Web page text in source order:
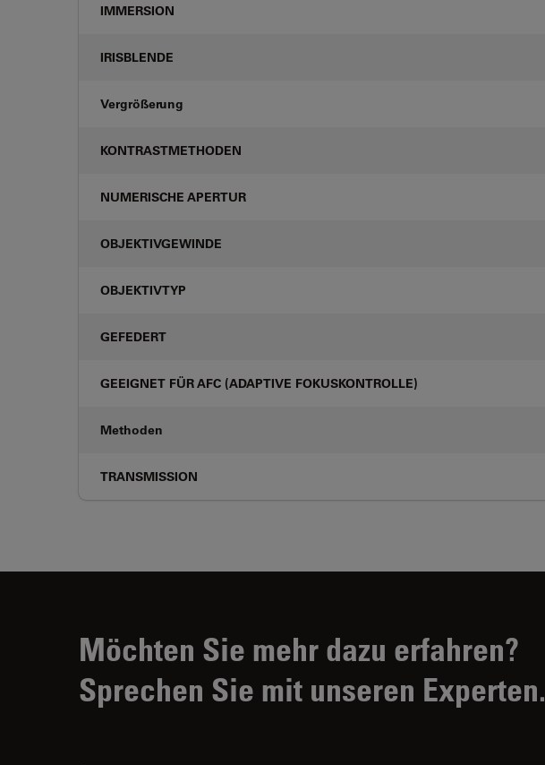
IMMERSION
IRISBLENDE
Vergrößerung
KONTRASTMETHODEN
NUMERISCHE APERTUR
OBJEKTIVGEWINDE
OBJEKTIVTYP
GEFEDERT
GEEIGNET FÜR AFC (ADAPTIVE FOKUSKONTROLLE)
Methoden
TRANSMISSION
Möchten Sie mehr dazu erfahren?
Sprechen Sie mit unseren Experten.